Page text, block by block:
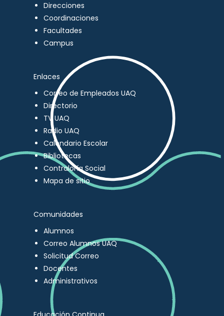
Direcciones
Coordinaciones
Facultades
Campus
Enlaces
Correo de Empleados UAQ
Directorio
TV UAQ
Radio UAQ
Calendario Escolar
Bibliotecas
Contraloría Social
Mapa de sitio
Comunidades
Alumnos
Correo Alumnos UAQ
Solicitud Correo
Docentes
Administrativos